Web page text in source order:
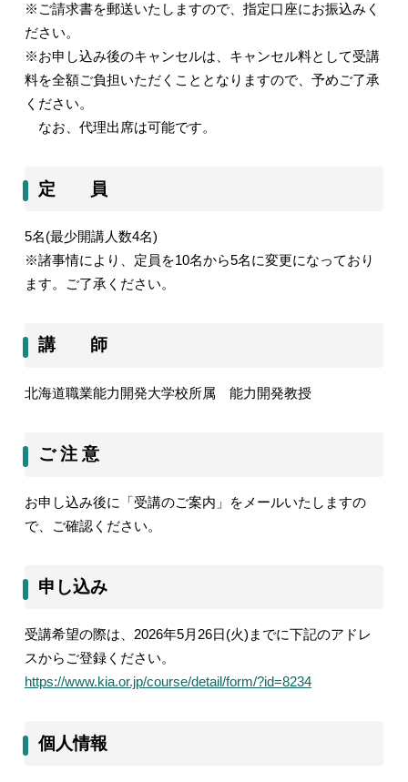
※ご請求書を郵送いたしますので、指定口座にお振込みく
ださい。
※お申し込み後のキャンセルは、キャンセル料として受講
料を全額ご負担いただくこととなりますので、予めご了承
ください。
なお、代理出席は可能です。
定 員
5名(最少開講人数4名)
※諸事情により、定員を10名から5名に変更になっており
ます。ご了承ください。
講 師
北海道職業能力開発大学校所属 能力開発教授
ご 注 意
お申し込み後に「受講のご案内」をメールいたしますの
で、ご確認ください。
申し込み
受講希望の際は、 2026年5月26日(火) までに下記のアドレ
スからご登録ください。
https://www.kia.or.jp/course/detail/form/?id=8234
個人情報